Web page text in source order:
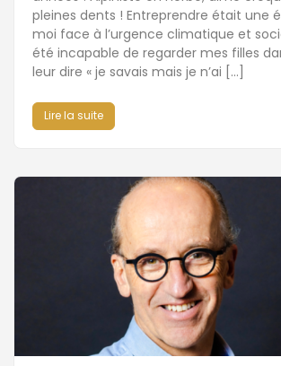
pleines dents ! Entreprendre était une
moi face à l’urgence climatique et
été incapable de regarder mes filles
leur dire « je savais mais je n’ai […]
Lire la suite